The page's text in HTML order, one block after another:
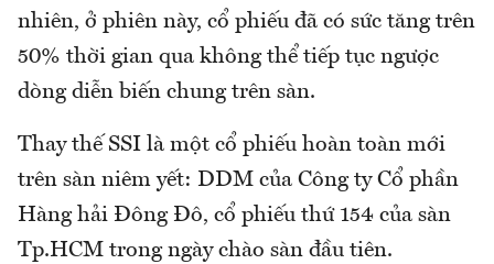
nhiên, ở phiên này, cổ phiếu đã có sức tăng trên
50% thời gian qua không thể tiếp tục ngược
dòng diễn biến chung trên sàn.
Thay thế SSI là một cổ phiếu hoàn toàn mới
trên sàn niêm yết: DDM của Công ty Cổ phần
Hàng hải Đông Đô, cổ phiếu thứ 154 của sàn
Tp.HCM trong ngày chào sàn đầu tiên.